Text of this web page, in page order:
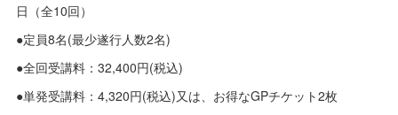
日（全10回）
●定員8名(最少遂行人数2名)
●全回受講料：32,400円(税込)
●単発受講料：4,320円(税込)又は、お得なGPチケット2枚